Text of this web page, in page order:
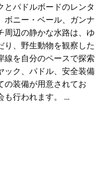
とパドルボードのレンタ
ボニー・ベール、ガンナ
周辺の静かな水路は、ゆ
り、野生動物を観察した
線を自分のペースで探索
ック、パドル、安全装備
の装備が用意されてお
も行われます。 …
ニー・ベール・ピクニ
シドニーで長年営業して
ル国立公園の端、ポー
いに位置するバンディー